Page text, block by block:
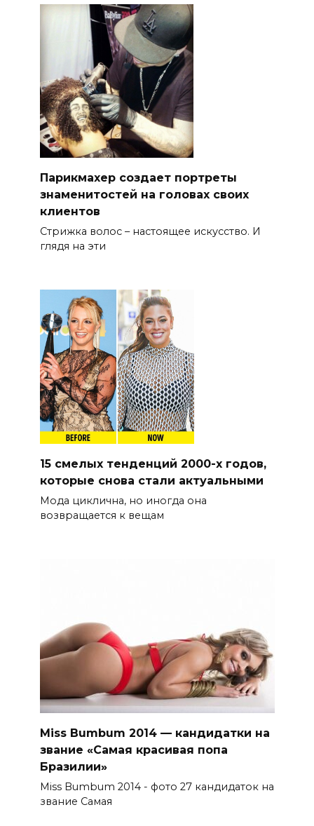
Парикмахер создает портреты
знаменитостей на головах своих
клиентов
Стрижка волос – настоящее искусство. И
глядя на эти
15 смелых тенденций 2000-х годов,
которые снова стали актуальными
Мода циклична, но иногда она
возвращается к вещам
Miss Bumbum 2014 — кандидатки на
звание «Самая красивая попа
Бразилии»
Miss Bumbum 2014 - фото 27 кандидаток на
звание Самая